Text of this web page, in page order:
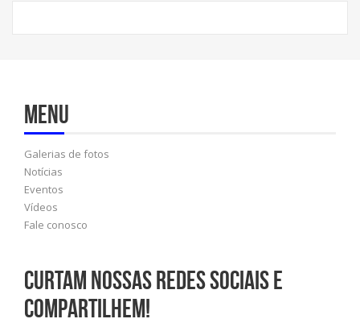
Menu
Galerias de fotos
Notícias
Eventos
Vídeos
Fale conosco
Curtam nossas redes sociais e
compartilhem!